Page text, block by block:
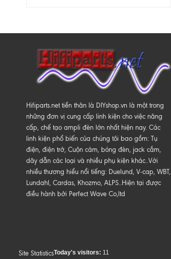
Hifiparts.net tiền thân là DIYshop.vn là một trong
những đơn vị cung cấp linh kiện cho việc nâng
cấp, chế tạo ampli đèn lớn nhất hiện nay. Các
linh kiện phổ biến của chúng tôi bao gồm: Tụ
điện, điện trở, Cuộn cảm, bóng đèn, jack cắm,
dây dẫn các loại và nhiều phụ kiện khác..Với
nhiều thương hiểu nổi tiếng: Duelund, V-cap, WBT,
Lundahl, Cardas, Khozmo, ALPS..Hiện tại được
điều hành bởi Perfect Wave Co,ltd
Site StatisticsToday's visitors: 11